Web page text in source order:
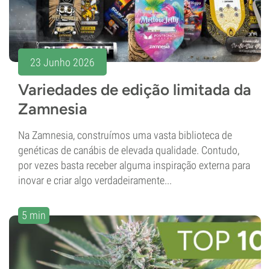
23 Junho 2026
Variedades de edição limitada da
Zamnesia
Na Zamnesia, construímos uma vasta biblioteca de
genéticas de canábis de elevada qualidade. Contudo,
por vezes basta receber alguma inspiração externa para
inovar e criar algo verdadeiramente...
5 min